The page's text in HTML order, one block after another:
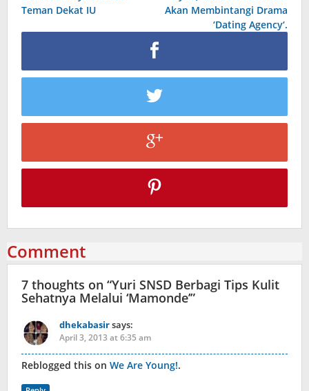
Teman Dekat IU
Akan Membintangi Drama
‘Dating Agency‘.
Comment
7 thoughts on “Yuri SNSD Berbagi Tips Kulit
Sehatnya Melalui ‘Mamonde’”
dhekabasirsays:
April 3, 2013 at 6:35 am
Reblogged this on We Are Young!.